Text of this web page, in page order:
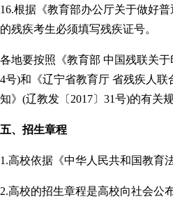
16.根据《教育部办公厅关于做好
的残疾考生必须填写残疾证号。
各地要按照《教育部 中国残联关
4号)和《辽宁省教育厅 省残疾人
知》(辽教发〔2017〕31号)的有关
五、招生章程
1.高校依据《中华人民共和国教育
2.高校的招生章程是高校向社会公